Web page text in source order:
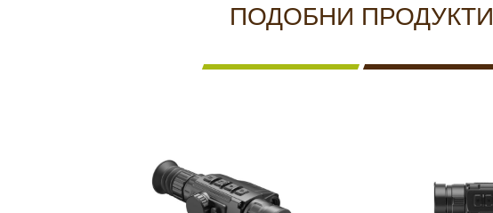
ПОДОБНИ ПРОДУКТИ